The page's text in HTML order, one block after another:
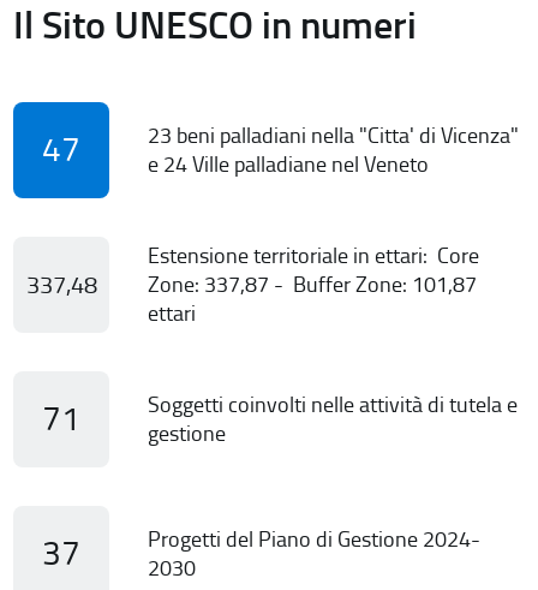
Il Sito UNESCO in numeri
47
23 beni palladiani nella "Citta' di Vicenza"
e 24 Ville palladiane nel Veneto
337,48
Estensione territoriale in ettari: Core
Zone: 337,87 - Buffer Zone: 101,87
ettari
71
Soggetti coinvolti nelle attività di tutela e
gestione
37
Progetti del Piano di Gestione 2024-
2030